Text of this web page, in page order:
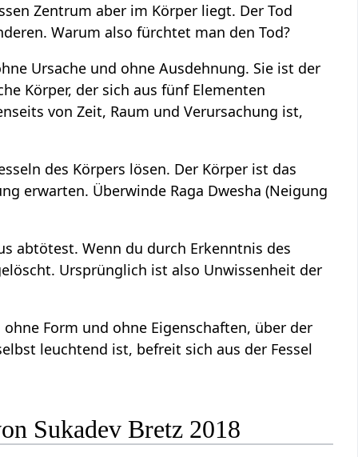
Zentrum aber im Körper liegt. Der Tod
Warum also fürchtet man den Tod?
Ursache und ohne Ausdehnung. Sie ist der
Körper, der sich aus fünf Elementen
von Zeit, Raum und Verursachung ist,
des Körpers lösen. Der Körper ist das
erwarten. Überwinde Raga Dwesha (Neigung
abtötest. Wenn du durch Erkenntnis des
Ursprünglich ist also Unwissenheit der
Form und ohne Eigenschaften, über der
leuchtend ist, befreit sich aus der Fessel
Sukadev Bretz 2018